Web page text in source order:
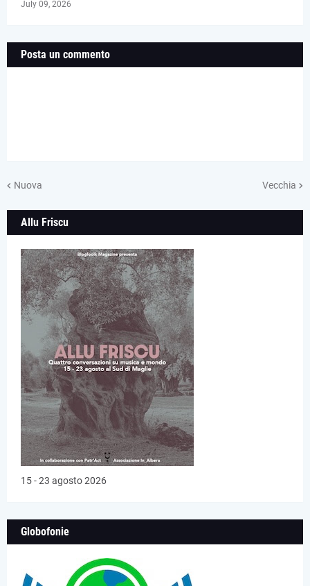
July 09, 2026
Posta un commento
Nuova Vecchia
Allu Friscu
15 - 23 agosto 2026
Globofonie